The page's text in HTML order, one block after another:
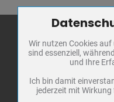
Zum Betrieb der Seite
Name
PHP
Anbieter
Schutz
Cookie Name
Wir nutzen Cookies auf
sind essenziell,
und Ihre
Ich bin damit
jederzeit mit